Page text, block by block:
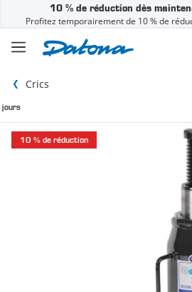
10 % de réduction dès
Profitez temporairement de 10 % de
Crics
10 % de réduction